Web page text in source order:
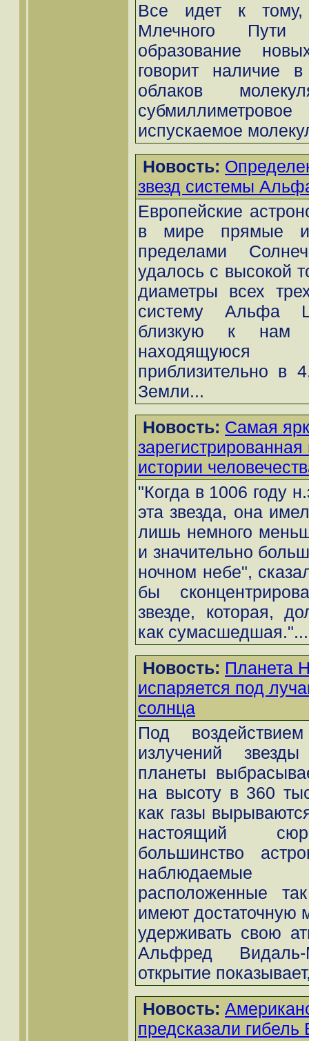
Все идет к тому,
Млечного Пути
образование
говорит наличие
облаков
испускаемое
Новость:
звезд системы
Европейские
в мире прямые
пределами
удалось с высокой
диаметры всех
систему Альфа
близкую к нам
находящуюся
приблизительно в
Земли...
Новость: Самая
истории
"Когда в 1006 году
эта звезда, она
лишь немного
и значительно
ночном небе",
бы
звезде, которая,
как сумасшедшая."...
Новость: Планета
испаряется под
солнца
Под
излучений
планеты
на высоту в 360
как газы
настоящий
большинство
наблюдаемые
расположенные
имеют достаточную
удерживать свою
Альфред
открытие
Новость:
предсказали гибель